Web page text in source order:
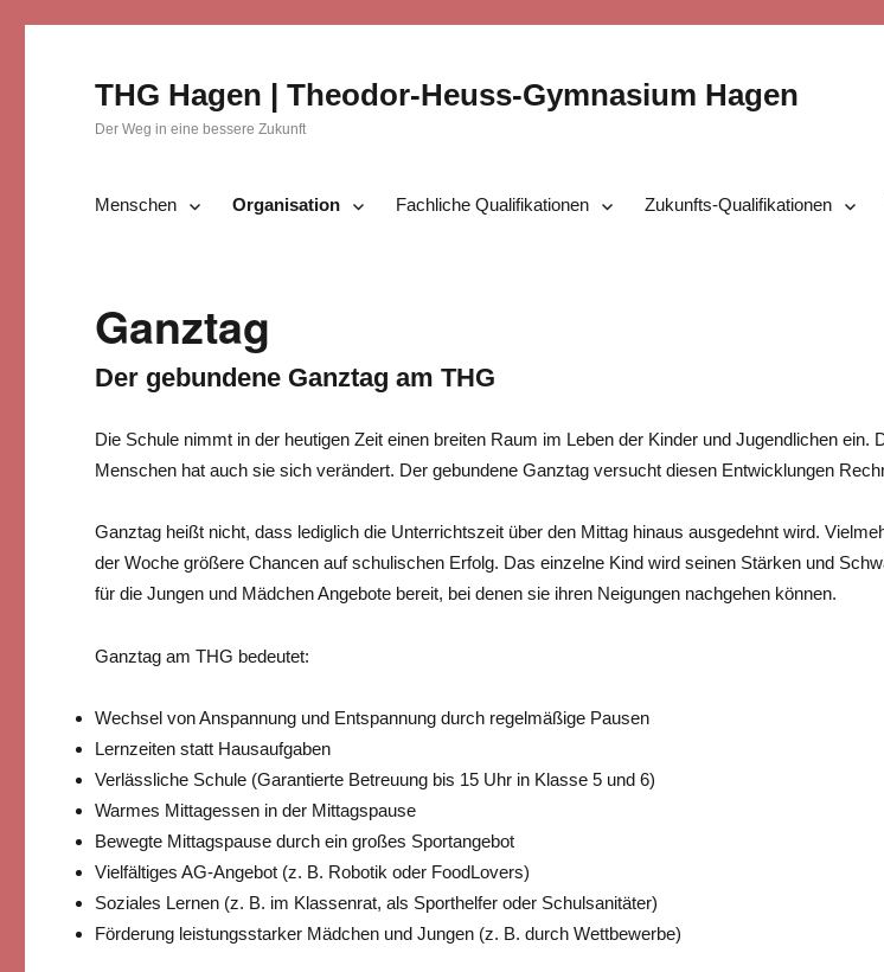
THG Hagen | Theodor-Heuss-Gymnasium Hagen
Der Weg in eine bessere Zukunft
Menschen Organisation Fachliche Qualifikationen Zukunfts-Qualifikationen
Ganztag
Der gebundene Ganztag am THG
Die Schule nimmt in der heutigen Zeit einen breiten Raum im Leben der Kinder und Jugendlichen
Menschen hat auch sie sich verändert. Der gebundene Ganztag versucht diesen Entwicklungen
Ganztag heißt nicht, dass lediglich die Unterrichtszeit über den Mittag hinaus ausgedehnt wird.
der Woche größere Chancen auf schulischen Erfolg. Das einzelne Kind wird seinen Stärken und
für die Jungen und Mädchen Angebote bereit, bei denen sie ihren Neigungen nachgehen können.
Ganztag am THG bedeutet:
Wechsel von Anspannung und Entspannung durch regelmäßige Pausen
Lernzeiten statt Hausaufgaben
Verlässliche Schule (Garantierte Betreuung bis 15 Uhr in Klasse 5 und 6)
Warmes Mittagessen in der Mittagspause
Bewegte Mittagspause durch ein großes Sportangebot
Vielfältiges AG-Angebot (z. B. Robotik oder FoodLovers)
Soziales Lernen (z. B. im Klassenrat, als Sporthelfer oder Schulsanitäter)
Förderung leistungsstarker Mädchen und Jungen (z. B. durch Wettbewerbe)